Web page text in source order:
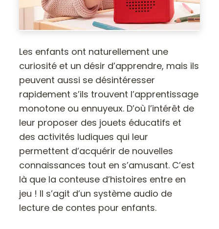
Les enfants ont naturellement une
curiosité et un désir d’apprendre, mais ils
peuvent aussi se désintéresser
rapidement s’ils trouvent l’apprentissage
monotone ou ennuyeux. D’où l’intérêt de
leur proposer des jouets éducatifs et
des activités ludiques qui leur
permettent d’acquérir de nouvelles
connaissances tout en s’amusant. C’est
là que la conteuse d’histoires entre en
jeu ! Il s’agit d’un système audio de
lecture de contes pour enfants.